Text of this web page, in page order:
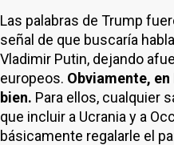
Las palabras de Trump
señal de que buscaría
Vladimir Putin, dejando
europeos. Obviamente,
bien. Para ellos, cualquier
que incluir a Ucrania y a
básicamente regalarle el